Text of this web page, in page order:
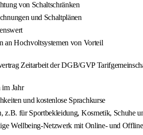
von Schaltschränken
und Schaltplänen
an Hochvoltsystemen von Vorteil
Zeitarbeit der DGB/GVP
im Jahr
und kostenlose Sprachkurse
z.B. für Sportbekleidung, Kosmetik, Schuhe
Wellbeing-Netzwerk mit Online- und